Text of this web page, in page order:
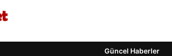
Güncel Haberler